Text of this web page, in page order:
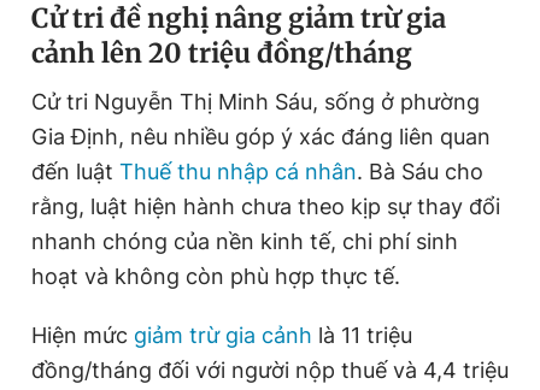
Cử tri đề nghị nâng giảm trừ gia
cảnh lên 20 triệu đồng/tháng
Cử tri Nguyễn Thị Minh Sáu, sống ở phường
Gia Định, nêu nhiều góp ý xác đáng liên quan
đến luật Thuế thu nhập cá nhân. Bà Sáu cho
rằng, luật hiện hành chưa theo kịp sự thay đổi
nhanh chóng của nền kinh tế, chi phí sinh
hoạt và không còn phù hợp thực tế.
Hiện mức giảm trừ gia cảnh là 11 triệu
đồng/tháng đối với người nộp thuế và 4,4 triệu